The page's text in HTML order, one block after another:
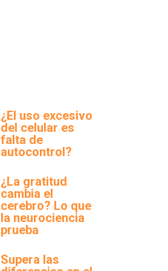
¿El uso excesivo
del celular es
falta de
autocontrol?
¿La gratitud
cambia el
cerebro? Lo que
la neurociencia
prueba
Supera las